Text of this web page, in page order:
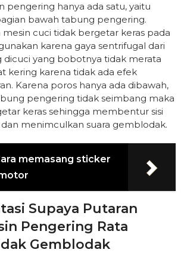
pengering hanya ada satu, yaitu
bawah tabung pengering.
mesin cuci tidak bergetar keras pada
karena gaya sentrifugal dari
dicuci yang bobotnya tidak merata
kering karena tidak ada efek
Karena poros hanya ada dibawah,
pengering tidak seimbang maka
keras sehingga membentur sisi
menimculkan suara gemblodak.
memasang sticker
Supaya Putaran
Pengering Rata
Gemblodak